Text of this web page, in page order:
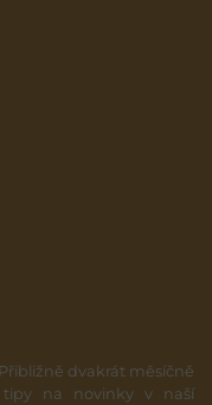
dvakrát měsíčně
tipy na novinky v naší